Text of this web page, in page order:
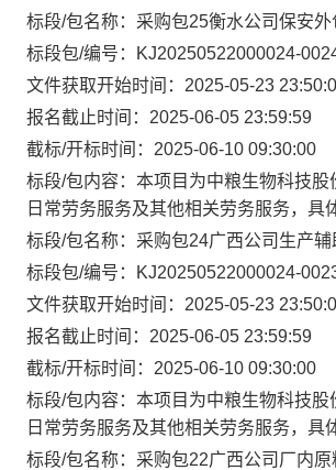
标段/包名称：采购包25衡水公司保安外
标段包/编号：KJ20250522000024-
文件获取开始时间：2025-05-23
报名截止时间：2025-06-05 23:59:59
截标/开标时间：2025-06-10 09:30:00
标段/包内容：本项目为中粮生物科技
日常劳务服务及其他相关劳务服务，具
标段/包名称：采购包24广西公司生产
标段包/编号：KJ20250522000024-
文件获取开始时间：2025-05-23
报名截止时间：2025-06-05 23:59:59
截标/开标时间：2025-06-10 09:30:00
标段/包内容：本项目为中粮生物科技
日常劳务服务及其他相关劳务服务，具
标段/包名称：采购包22广西公司厂内